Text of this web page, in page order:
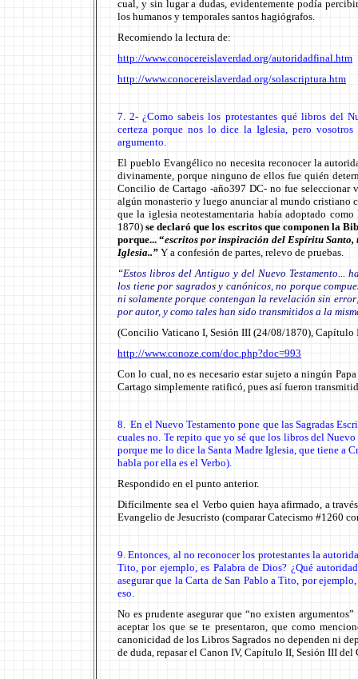
cual, y sin lugar a dudas, evidentemente podía
los humanos y temporales santos hagiógrafos.
Recomiendo la lectura de:
http://www.conocereislaverdad.org/autoridadfinal.htm
http://www.conocereislaverdad.org/solascriptura.htm
7. 2- ¿Como sabeis los protestantes qué libros del
certeza porque nos lo dice la Iglesia, pero
argumento.
El pueblo Evangélico no necesita reconocer la
divinamente, porque ninguno de ellos fue quién
Concilio de Cartago -año397 DC- no fue
algún monasterio y luego anunciar al mundo cristiano
que la iglesia neotestamentaria había adoptado
1870) se declaró que los escritos que componen la
porque... “escritos por inspiración del Espíritu Santo,
Iglesia..” Y a confesión de partes, relevo de pruebas.
“Estos libros del Antiguo y del Nuevo Testamento...
los tiene por sagrados y canónicos, no porque
ni solamente porque contengan la revelación sin
por autor, y como tales han sido transmitidos a la
(Concilio Vaticano I, Sesión III (24/08/1870), Capítulo
http://www.conoze.com/doc.php?doc=993
Con lo cual, no es necesario estar sujeto a ningún
Cartago simplemente ratificó, pues así fueron
8. En el Nuevo Testamento pone que las Sagradas
cuales no. Te repito que yo sé que los libros del
porque me lo dice la Santa Madre Iglesia, que tiene a
habla por ella es el Verbo).
Respondido en el punto anterior.
Difícilmente sea el Verbo quien haya afirmado, a
Evangelio de Jesucristo (comparar Catecismo #1260
9. Entonces, al no reconocer los protestantes la
Tito, por ejemplo, es Palabra de Dios? ¿Qué
asegurar que la Carta de San Pablo a Tito, por
eso.
No es prudente asegurar que “no existen
aceptar los que se te presentaron, que como
canonicidad de los Libros Sagrados no dependen ni
de duda, repasar el Canon IV, Capítulo II, Sesión III